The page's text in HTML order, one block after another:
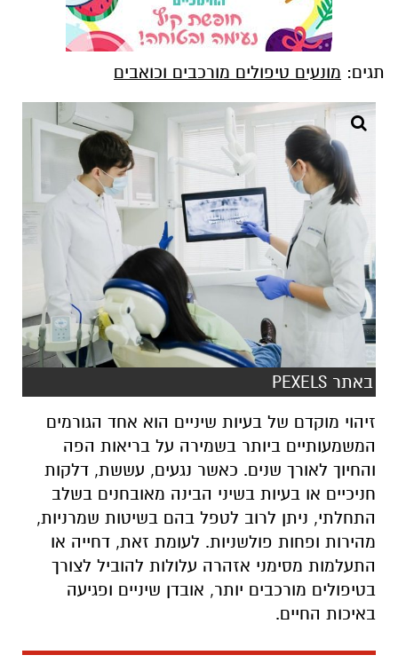
תגים: מונעים טיפולים מורכבים וכואבים
באתר PEXELS
זיהוי מוקדם של בעיות שיניים הוא אחד הגורמים
המשמעותיים ביותר בשמירה על בריאות הפה
והחיוך לאורך שנים. כאשר נגעים, עששת, דלקות
חניכיים או בעיות בשיני הבינה מאובחנים בשלב
התחלתי, ניתן לרוב לטפל בהם בשיטות שמרניות,
מהירות ופחות פולשניות. לעומת זאת, דחייה או
התעלמות מסימני אזהרה עלולות להוביל לצורך
בטיפולים מורכבים יותר, אובדן שיניים ופגיעה
באיכות החיים.